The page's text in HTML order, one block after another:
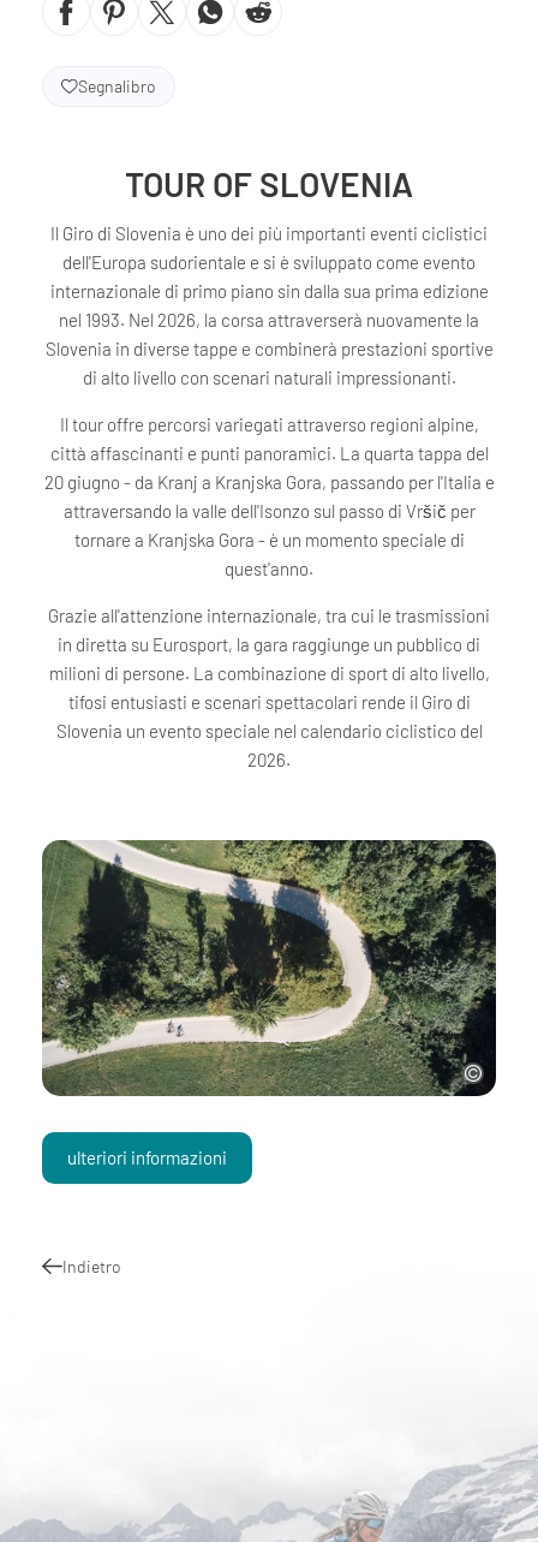
Segnalibro
TOUR OF SLOVENIA
Il Giro di Slovenia è uno dei più importanti eventi ciclistici
dell'Europa sudorientale e si è sviluppato come evento
internazionale di primo piano sin dalla sua prima edizione
nel 1993. Nel 2026, la corsa attraverserà nuovamente la
Slovenia in diverse tappe e combinerà prestazioni sportive
di alto livello con scenari naturali impressionanti.
Il tour offre percorsi variegati attraverso regioni alpine,
città affascinanti e punti panoramici. La quarta tappa del
20 giugno - da Kranj a Kranjska Gora, passando per l'Italia e
attraversando la valle dell'Isonzo sul passo di Vršič per
tornare a Kranjska Gora - è un momento speciale di
quest'anno.
Grazie all'attenzione internazionale, tra cui le trasmissioni
in diretta su Eurosport, la gara raggiunge un pubblico di
milioni di persone. La combinazione di sport di alto livello,
tifosi entusiasti e scenari spettacolari rende il Giro di
Slovenia un evento speciale nel calendario ciclistico del
2026.
ulteriori informazioni
Indietro